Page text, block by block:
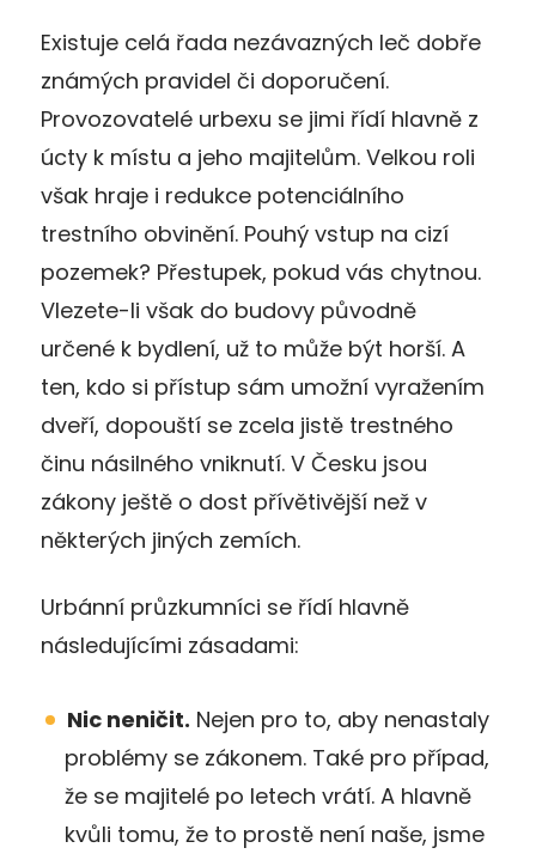
Existuje celá řada nezávazných leč dobře
známých pravidel či doporučení.
Provozovatelé urbexu se jimi řídí hlavně z
úcty k místu a jeho majitelům. Velkou roli
však hraje i redukce potenciálního
trestního obvinění. Pouhý vstup na cizí
pozemek? Přestupek, pokud vás chytnou.
Vlezete-li však do budovy původně
určené k bydlení, už to může být horší. A
ten, kdo si přístup sám umožní vyražením
dveří, dopouští se zcela jistě trestného
činu násilného vniknutí. V Česku jsou
zákony ještě o dost přívětivější než v
některých jiných zemích.
Urbánní průzkumníci se řídí hlavně
následujícími zásadami:
Nic neničit. Nejen pro to, aby nenastaly
problémy se zákonem. Také pro případ,
že se majitelé po letech vrátí. A hlavně
kvůli tomu, že to prostě není naše, jsme